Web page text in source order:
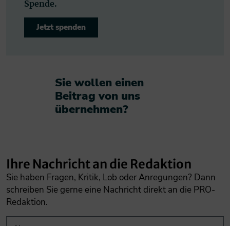
Spende.
Jetzt spenden
Sie wollen einen
Beitrag von uns
übernehmen?​
Ihre Nachricht an die Redaktion
Sie haben Fragen, Kritik, Lob oder Anregungen? Dann
schreiben Sie gerne eine Nachricht direkt an die PRO-
Redaktion.